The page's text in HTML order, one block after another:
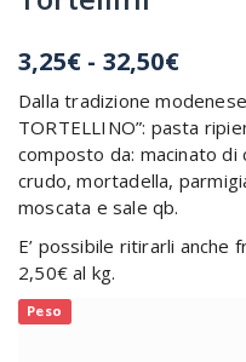
3,25€ - 32,50€Fascia
di
da
3,25€
a
Dalla tradizione
TORTELLINO”: pasta
composto da: macinato
crudo, mortadella,
moscata e sale qb.
E’ possibile ritirarli anche
2,50€ al kg.
Peso